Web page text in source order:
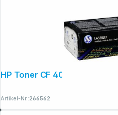
Artikel-Nr.:266562